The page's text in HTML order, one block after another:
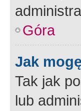
Góra
Jak
Tak jak
lub